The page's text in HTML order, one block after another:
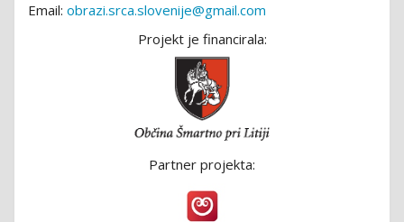
Email: obrazi.srca.slovenije@gmail.com
Projekt je financirala:
Partner projekta: